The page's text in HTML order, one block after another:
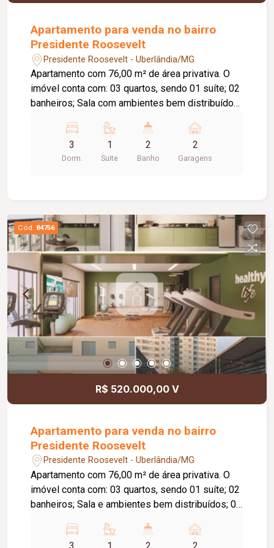
Apartamento para venda no bairro
Presidente Roosevelt
Presidente Roosevelt - Uberlândia/MG
Apartamento com 76,00 m² de área privativa. O
imóvel conta com: 03 quartos, sendo 01 suíte; 02
banheiros; Sala com ambientes bem distribuídos;
Piscina; Academia; Salão de festas; Espaço
gourmet; Playground; Quadra esportiva;
Diferenciais: Unidade disponível em
de vida.
3
Dorm.
1
Suite
2
Banho
2
Garagens
Cód. 84756
R$ 520.000,00 V
Apartamento para venda no bairro
Presidente Roosevelt
Presidente Roosevelt - Uberlândia/MG
Apartamento com 76,00 m² de área privativa. O
imóvel conta com: 03 quartos, sendo 01 suíte; 02
banheiros; Sala e ambientes bem distribuídos; 02
Piscina; Academia; Salão de festas; Espaço